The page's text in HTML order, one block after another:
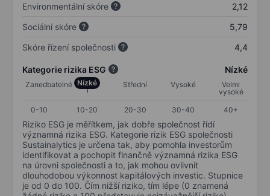
Environmentální skóre
2,12
Sociální skóre
5,79
Skóre řízení společnosti
4,4
Kategorie rizika ESG Nízké
Zanedbatelné Nízké Střední Vysoké
Velmi
vysoké
0-10
10-20 20-30 30-40 40+
Riziko ESG je měřítkem, jak dobře společnost řídí
významná rizika ESG. Kategorie rizik ESG společnosti
Sustainalytics je určena tak, aby pomohla investorům
identifikovat a pochopit finančně významná rizika ESG
na úrovni společnosti a to, jak mohou ovlivnit
dlouhodobou výkonnost kapitálových investic. Stupnice
je od 0 do 100. Čím nižší riziko, tím lépe (0 znamená